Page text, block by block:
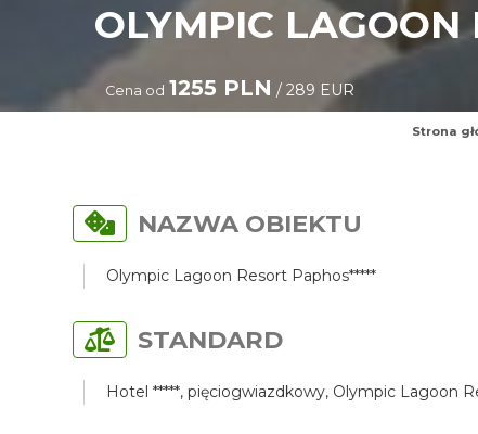
OLYMPIC LAGOON
Cena od 1255 PLN / 289 EUR
Strona
NAZWA OBIEKTU
Olympic Lagoon Resort Paphos*****
STANDARD
Hotel *****, pięciogwiazdkowy, Olympic Lagoon